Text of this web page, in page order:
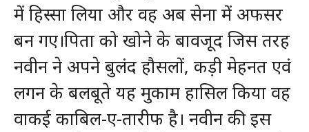
में हिस्सा लिया और वह अब सेना में अफसर
बन गए।पिता को खोने के बावजूद जिस तरह
नवीन ने अपने बुलंद हौसलों, कड़ी मेहनत एवं
लगन के बलबूते यह मुकाम हासिल किया वह
वाकई काबिल-ए-तारीफ है। नवीन की इस